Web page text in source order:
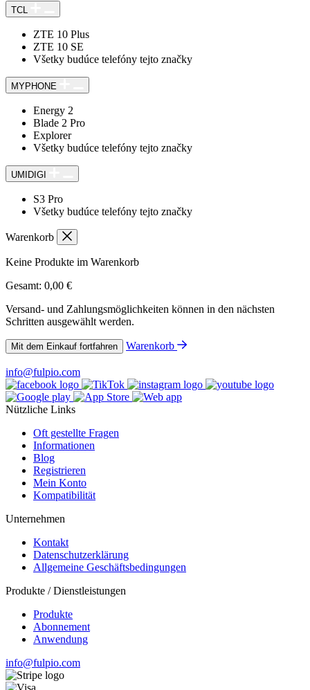
TCL
ZTE 10 Plus
ZTE 10 SE
Všetky budúce telefóny tejto značky
MYPHONE
Energy 2
Blade 2 Pro
Explorer
Všetky budúce telefóny tejto značky
UMIDIGI
S3 Pro
Všetky budúce telefóny tejto značky
Warenkorb
Keine Produkte im Warenkorb
Gesamt: 0,00 €
Versand- und Zahlungsmöglichkeiten können in den nächsten
Schritten ausgewählt werden.
Mit dem Einkauf fortfahren Warenkorb
info@fulpio.com
Nützliche Links
Oft gestellte Fragen
Informationen
Blog
Registrieren
Mein Konto
Kompatibilität
Unternehmen
Kontakt
Datenschutzerklärung
Allgemeine Geschäftsbedingungen
Produkte / Dienstleistungen
Produkte
Abonnement
Anwendung
info@fulpio.com